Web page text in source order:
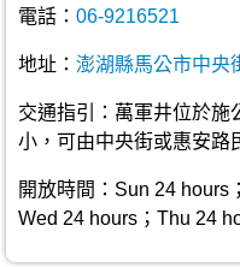
電話： 06-9216521
地址： 澎湖縣馬公市中央
交通指引：萬軍井位於施
小，可由中央街或惠安路
開放時間：Sun 24 hours
Wed 24 hours；Thu 24